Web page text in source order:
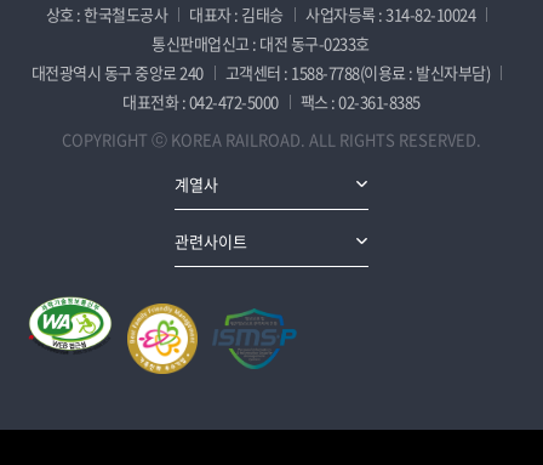
상호 : 한국철도공사 대표자 : 김태승
사업자등록 : 314-82-10024
통신판매업신고 : 대전 동구-0233호
대전광역시 동구 중앙로 240
고객센터 : 1588-7788(이용료 : 발신자부담)
대표전화 : 042-472-5000
팩스 : 02-361-8385
COPYRIGHT ⓒ KOREA RAILROAD. ALL RIGHTS RESERVED.
계열사
관련사이트